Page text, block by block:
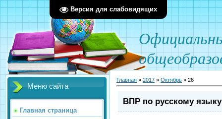
Версия для слабовидящих
Официал
Меню сайта
Главная страница
Главная » 2017 » Октябрь » 26
ВПР по русскому